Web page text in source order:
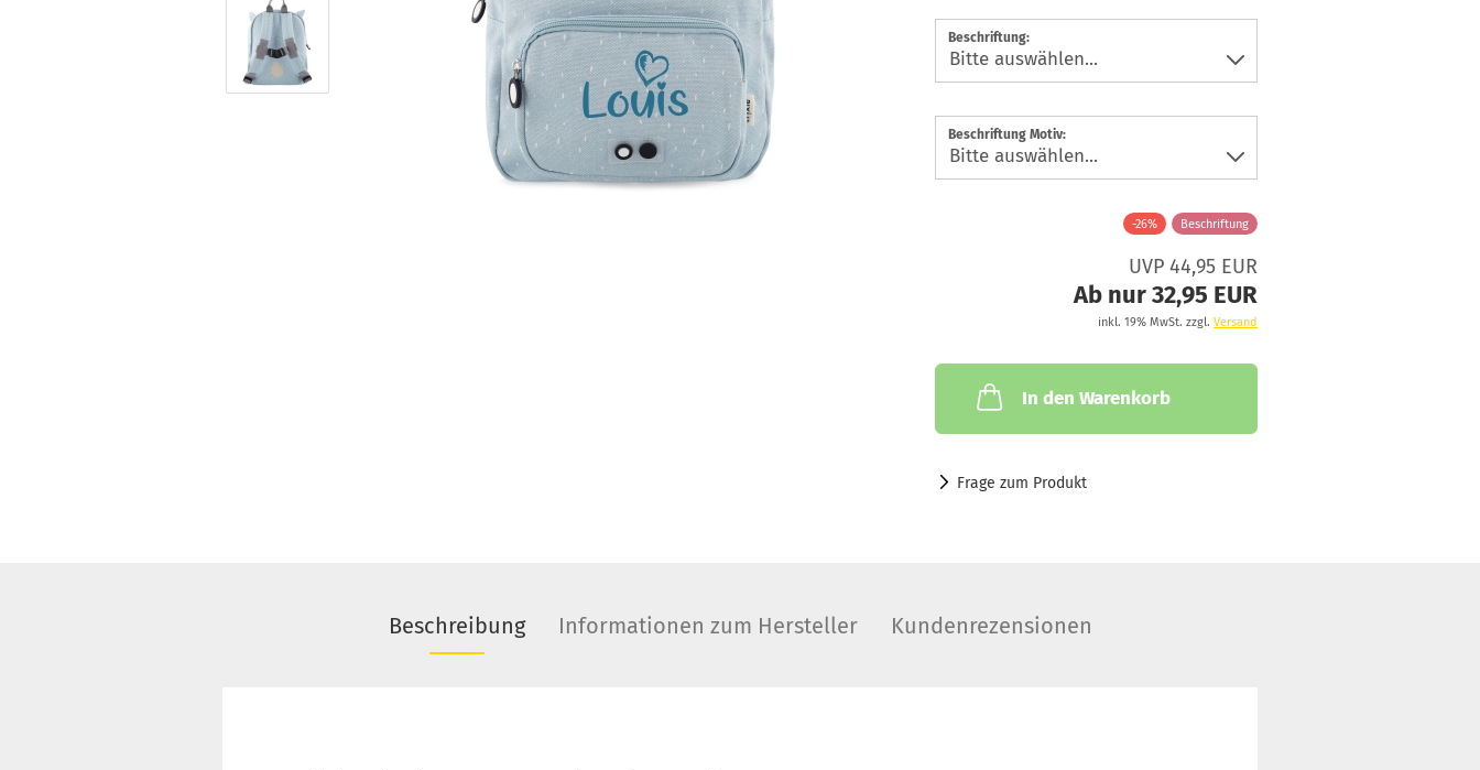
Beschriftung:
Beschriftung Motiv:
-26% Beschriftung
UVP 44,95 EUR
Ab nur 32,95 EUR
inkl. 19% MwSt. zzgl. Versand
In den Warenkorb
Frage zum Produkt
Beschreibung Informationen zum Hersteller Kundenrezensionen